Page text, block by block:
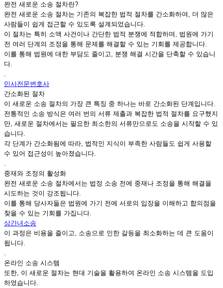
완전 새로운 소송 절차란?
완전 새로운 소송 절차는 기존의 복잡한 법적 절차를 간소화하여, 더 많은
사람들이 쉽게 접근할 수 있도록 설계되었습니다.
이 절차는 특히 소액 사건이나 간단한 법적 분쟁에 적합하며, 법원에 가기
전 여러 단계의 조정을 통해 문제를 해결할 수 있는 기회를 제공합니다.
이를 통해 법원에 대한 부담도 줄이고, 분쟁 해결 시간을 단축할 수 있습니
다.
.
민사전문변호사
간소화된 절차
이 새로운 소송 절차의 가장 큰 특징 중 하나는 바로 간소화된 단계입니다.
전통적인 소송 방식은 여러 번의 서류 제출과 복잡한 법적 절차를 요구했지
만, 새로운 절차에서는 필요한 최소한의 서류만으로도 소송을 시작할 수 있
습니다.
각 단계가 간소화됨에 따라, 법적인 지식이 부족한 사람들도 쉽게 사용할
수 있어 접근성이 높아졌습니다.
.
중재와 조정의 활성화
완전 새로운 소송 절차에서는 법정 소송 전에 중재나 조정을 통해 해결을
시도하는 것이 강조됩니다.
이를 통해 당사자들은 법원에 가기 전에 서로의 입장을 이해하고 합의점을
찾을 수 있는 기회를 가집니다.
상간녀소송
이 과정은 비용을 줄이고, 소송으로 인한 갈등을 최소화하는 데 큰 도움이
됩니다.
.
온라인 소송 시스템
또한, 이 새로운 절차는 현대 기술을 활용하여 온라인 소송 시스템을 도입
하였습니다.